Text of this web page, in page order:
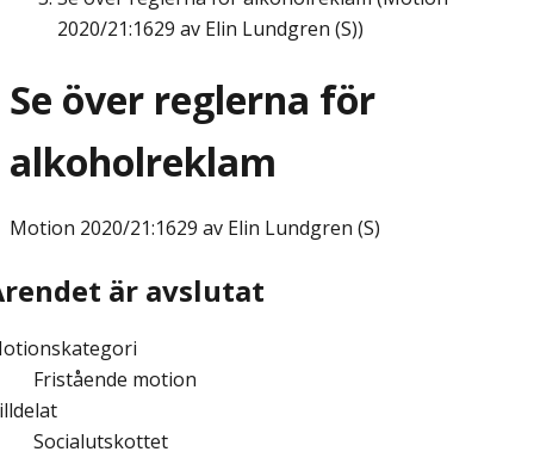
2020/21:1629 av Elin Lundgren (S))
Se över reglerna för
alkoholreklam
Motion 2020/21:1629 av Elin Lundgren (S)
är avslutat
Fristående motion
Socialutskottet